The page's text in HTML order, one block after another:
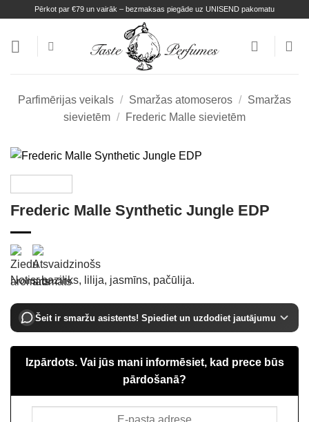
content
Pērkot par €79 un vairāk – bezmaksas piegāde uz UNISEND pakomatu
Parfimērijas veikals / Smaržas atomoseros /
Smaržas
sievietēm / Frederic Malle sievietēm
Frederic Malle Synthetic Jungle EDP
Notis: baziliks, lilija, jasmīns, pačūlija.
Šeit ir smaržu asistents! Spiediet un uzdodiet jautājumu
Izpārdots. Vai jūs mani informēsiet, kad prece būs
pārdošanā?